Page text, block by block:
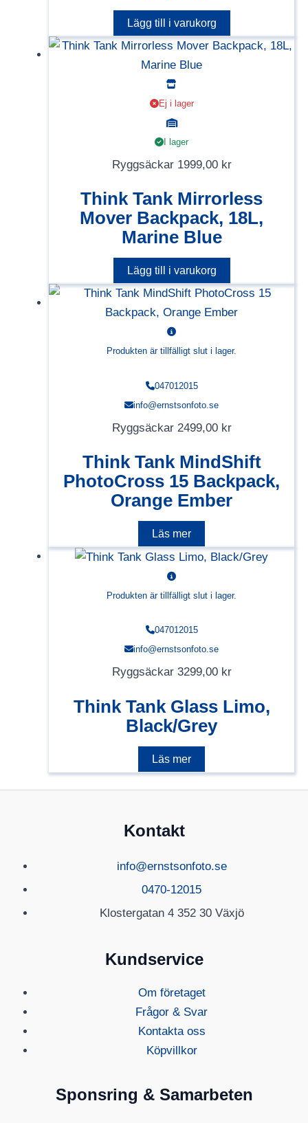
Lägg till i varukorg
Ej i lager
I lager
Ryggsäckar 1999,00 kr
Think Tank Mirrorless
Mover Backpack, 18L,
Marine Blue
Lägg till i varukorg
Produkten är tillfälligt slut i lager.
047012015
info@ernstsonfoto.se
Ryggsäckar 2499,00 kr
Think Tank MindShift
PhotoCross 15 Backpack,
Orange Ember
Läs mer
Produkten är tillfälligt slut i lager.
047012015
info@ernstsonfoto.se
Ryggsäckar 3299,00 kr
Think Tank Glass Limo,
Black/Grey
Läs mer
Kontakt
info@ernstsonfoto.se
0470-12015
Klostergatan 4 352 30 Växjö
Kundservice
Om företaget
Frågor & Svar
Kontakta oss
Köpvillkor
Sponsring & Samarbeten